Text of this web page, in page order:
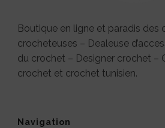
Boutique en ligne et paradis des
crocheteuses – Dealeuse
du crochet – Designer crochet –
crochet et crochet tunisien.
Navigation